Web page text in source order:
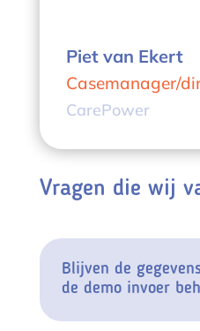
Piet van Ekert
Casemanager/
CarePower
Vragen die wij
Blijven de
de demo invoer